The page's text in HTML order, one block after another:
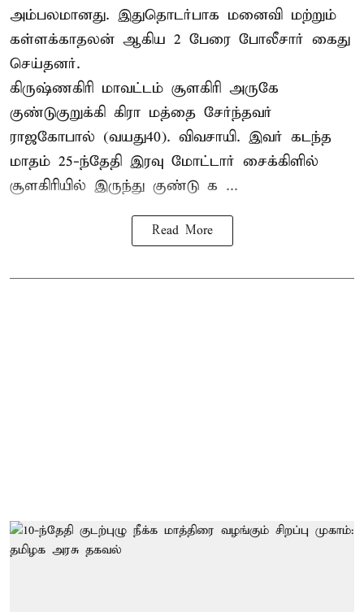
அம்பலமானது. இதுதொடர்பாக மனைவி மற்றும்
கள்ளக்காதலன் ஆகிய 2 பேரை போலீசார் கைது
செய்தனர்.
கிருஷ்ணகிரி மாவட்டம் சூளகிரி அருகே
குண்டுகுறுக்கி கிரா மத்தை சேர்ந்தவர்
ராஜகோபால் (வயது40). விவசாயி. இவர் கடந்த
மாதம் 25-ந்தேதி இரவு மோட்டார் சைக்கிளில்
சூளகிரியில் இருந்து குண்டு க ...
Read More